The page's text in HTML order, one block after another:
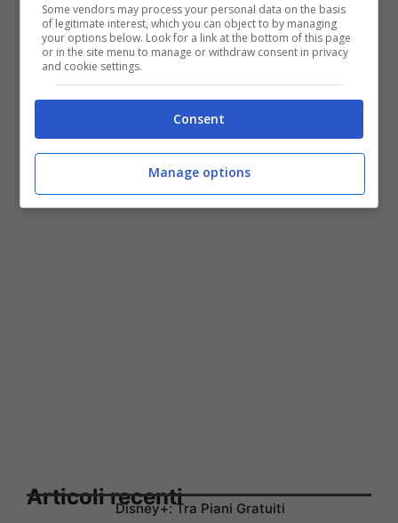
centrali cittadine a queste due vittime di
mafia, oltre che un atto di gratitudine umana
nei confronti del loro sacrificio,
rappresenterebbe unsegnale forte di civiltà
e di riscossa di una città che in tal modo
mostrerebbe una forte volontà di rifiutare
una sua resa definitiva alla mafia.”
Articoli recentiDisney+: Tra Piani Gratuiti
Some vendors may process your personal data on the basis
of legitimate interest, which you can object to by managing
your options below. Look for a link at the bottom of this page
or in the site menu to manage or withdraw consent in privacy
and cookie settings.
Consent
Manage options